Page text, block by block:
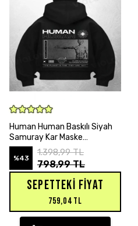
Human Human Baskılı Siyah
Samuray Kar Maske
Sweatshirt Hırka
%43
1.398,99 TL
798,99 TL
SEPETTEKI FIYAT
759,04 TL